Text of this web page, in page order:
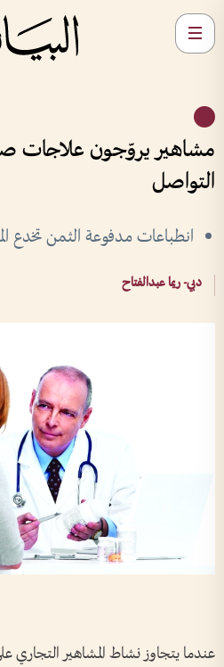
مشاهير يروّجون علاجات
التواصل
انطباعات مدفوعة الثمن تخدع
دبي- ريما عبدالفتاح
عندما يتجاوز نشاط المشاهير التجاري